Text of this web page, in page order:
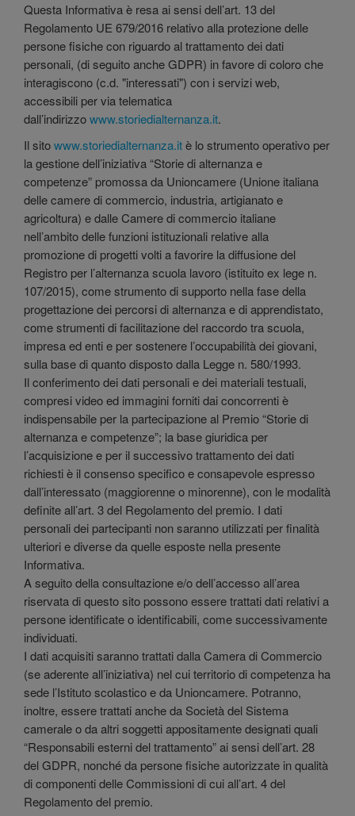
Questa Informativa è resa ai sensi dell’art. 13 del
Regolamento UE 679/2016 relativo alla protezione delle
persone fisiche con riguardo al trattamento dei dati
personali, (di seguito anche GDPR) in favore di coloro che
interagiscono (c.d. "interessati") con i servizi web,
accessibili per via telematica
dall’indirizzowww.storiedialternanza.it.
Il sitowww.storiedialternanza.itè lo strumento operativo per
la gestione dell’iniziativa “Storie di alternanza e
competenze” promossa da Unioncamere (Unione italiana
delle camere di commercio, industria, artigianato e
agricoltura) e dalle Camere di commercio italiane
nell’ambito delle funzioni istituzionali relative alla
promozione di progetti volti a favorire la diffusione del
Registro per l’alternanza scuola lavoro (istituito ex lege n.
107/2015), come strumento di supporto nella fase della
progettazione dei percorsi di alternanza e di apprendistato,
come strumenti di facilitazione del raccordo tra scuola,
impresa ed enti e per sostenere l’occupabilità dei giovani,
sulla base di quanto disposto dalla Legge n. 580/1993.
Il conferimento dei dati personali e dei materiali testuali,
compresi video ed immagini forniti dai concorrenti è
indispensabile per la partecipazione al Premio “Storie di
alternanza e competenze”; la base giuridica per
l’acquisizione e per il successivo trattamento dei dati
richiesti è il consenso specifico e consapevole espresso
dall’interessato (maggiorenne o minorenne), con le modalità
definite all’art. 3 del Regolamento del premio. I dati
personali dei partecipanti non saranno utilizzati per finalità
ulteriori e diverse da quelle esposte nella presente
Informativa.
A seguito della consultazione e/o dell’accesso all’area
riservata di questo sito possono essere trattati dati relativi a
persone identificate o identificabili, come successivamente
individuati.
I dati acquisiti saranno trattati dalla Camera di Commercio
(se aderente all’iniziativa) nel cui territorio di competenza ha
sede l’Istituto scolastico e da Unioncamere. Potranno,
inoltre, essere trattati anche da Società del Sistema
camerale o da altri soggetti appositamente designati quali
“Responsabili esterni del trattamento” ai sensi dell’art. 28
del GDPR, nonché da persone fisiche autorizzate in qualità
di componenti delle Commissioni di cui all’art. 4 del
Regolamento del premio.